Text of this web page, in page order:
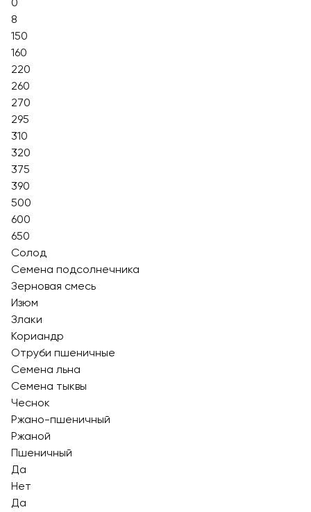
8
150
160
220
260
270
295
310
320
375
390
500
600
650
Солод
Семена подсолнечника
Зерновая смесь
Изюм
Злаки
Кориандр
Отруби пшеничные
Семена льна
Семена тыквы
Чеснок
Ржано-пшеничный
Ржаной
Пшеничный
Да
Нет
Да